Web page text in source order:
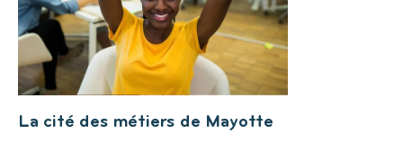
La cité des métiers de Mayotte